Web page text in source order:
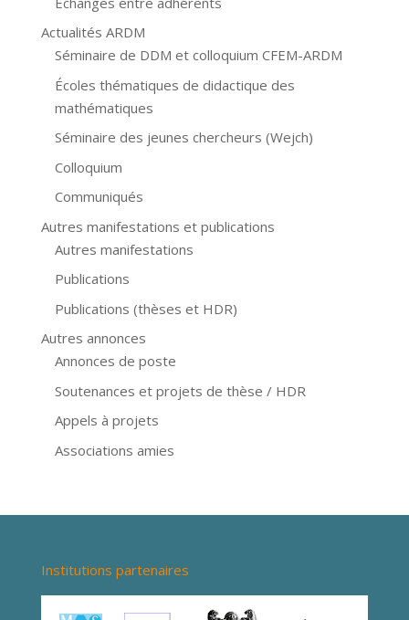
Actualités ARDM
Séminaire de DDM et colloquium CFEM-ARDM
Écoles thématiques de didactique des
mathématiques
Séminaire des jeunes chercheurs (Wejch)
Colloquium
Communiqués
Autres manifestations et publications
Autres manifestations
Publications
Publications (thèses et HDR)
Autres annonces
Annonces de poste
Soutenances et projets de thèse / HDR
Appels à projets
Associations amies
Institutions partenaires